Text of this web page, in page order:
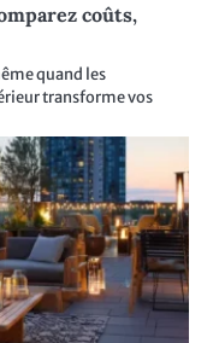
coûts,
quand les
transforme vos